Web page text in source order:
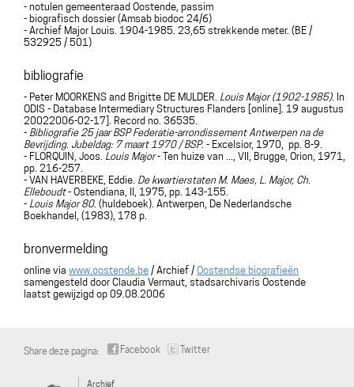
- notulen gemeenteraad Oostende, passim
- biografisch dossier (Amsab biodoc 24/6)
- Archief Major Louis. 1904-1985. 23,65 strekkende meter. (BE /
532925 / 501)
bibliografie
- Peter MOORKENS and Brigitte DE MULDER. Louis Major (1902-1985). In
ODIS - Database Intermediary Structures Flanders [online]. 19 augustus
20022006-02-17]. Record no. 36535.
- Bibliografie 25 jaar BSP Federatie-arrondissement Antwerpen na de
Bevrijding. Jubeldag: 7 maart 1970 / BSP. - Excelsior, 1970, pp. 8-9.
- FLORQUIN, Joos. Louis Major- Ten huize van ..., VII, Brugge, Orion, 1971,
pp. 216-257.
- VAN HAVERBEKE, Eddie. De kwartierstaten M. Maes, L. Major, Ch.
Elleboudt- Ostendiana, II, 1975, pp. 143-155.
- Louis Major 80. (huldeboek). Antwerpen, De Nederlandsche
Boekhandel, (1983), 178 p.
bronvermelding
online via www.oostende.be / Archief / Oostendse biografieën
samengesteld door Claudia Vermaut, stadsarchivaris Oostende
laatst gewijzigd op 09.08.2006
Share deze pagina: Facebook Twitter
Archief